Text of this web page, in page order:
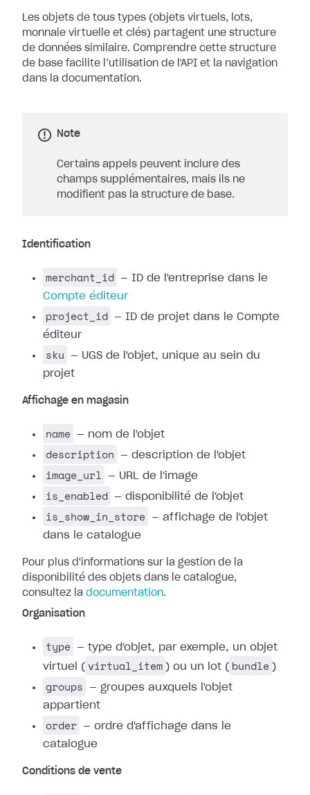
Les objets de tous types (objets virtuels, lots,
monnaie virtuelle et clés) partagent une structure
de données similaire. Comprendre cette structure
de base facilite l’utilisation de l'API et la navigation
dans la documentation.
Note
Certains appels peuvent inclure des
champs supplémentaires, mais ils ne
modifient pas la structure de base.
Identification
merchant_id
— ID de l'entreprise dans le
Compte éditeur
project_id
— ID de projet dans le Compte
éditeur
sku
— UGS de l'objet, unique au sein du
projet
Affichage en magasin
name — nom de l'objet
description — description de l'objet
image_url — URL de l'image
is_enabled — disponibilité de l'objet
is_show_in_store
— affichage de l'objet
dans le catalogue
Pour plus d'informations sur la gestion de la
disponibilité des objets dans le catalogue,
consultez la documentation.
Organisation
type
— type d'objet, par exemple, un objet
virtuel ( virtual_item ) ou un lot ( bundle )
groups
— groupes auxquels l'objet
appartient
order
— ordre d'affichage dans le
catalogue
Conditions de vente